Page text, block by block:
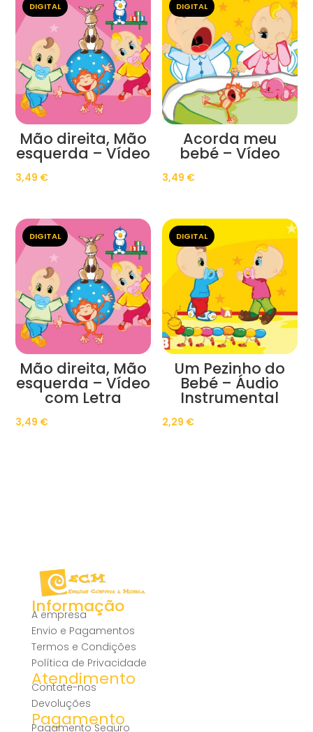
DIGITAL
Mão direita, Mão
esquerda – Vídeo
3,49 €
DIGITAL
Acorda meu
bebé – Vídeo
3,49 €
DIGITAL
Mão direita, Mão
esquerda – Vídeo
com Letra
3,49 €
DIGITAL
Um Pezinho do
Bebé – Áudio
Instrumental
2,29 €
Informação
A empresa
Envio e Pagamentos
Termos e Condições
Política de Privacidade
Atendimento
Contate-nos
Devoluções
Pagamento
Pagamento Seguro